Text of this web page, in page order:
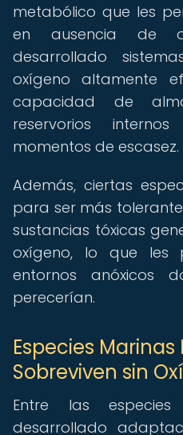
metabólico que les
en ausencia de
desarrollado
oxígeno altamente
capacidad de
reservorios
momentos de escasez.
Además, ciertas
para ser más
sustancias tóxicas
oxígeno, lo que les
entornos anóxicos
perecerían.
Especies
Sobreviven sin
Entre las
desarrollado